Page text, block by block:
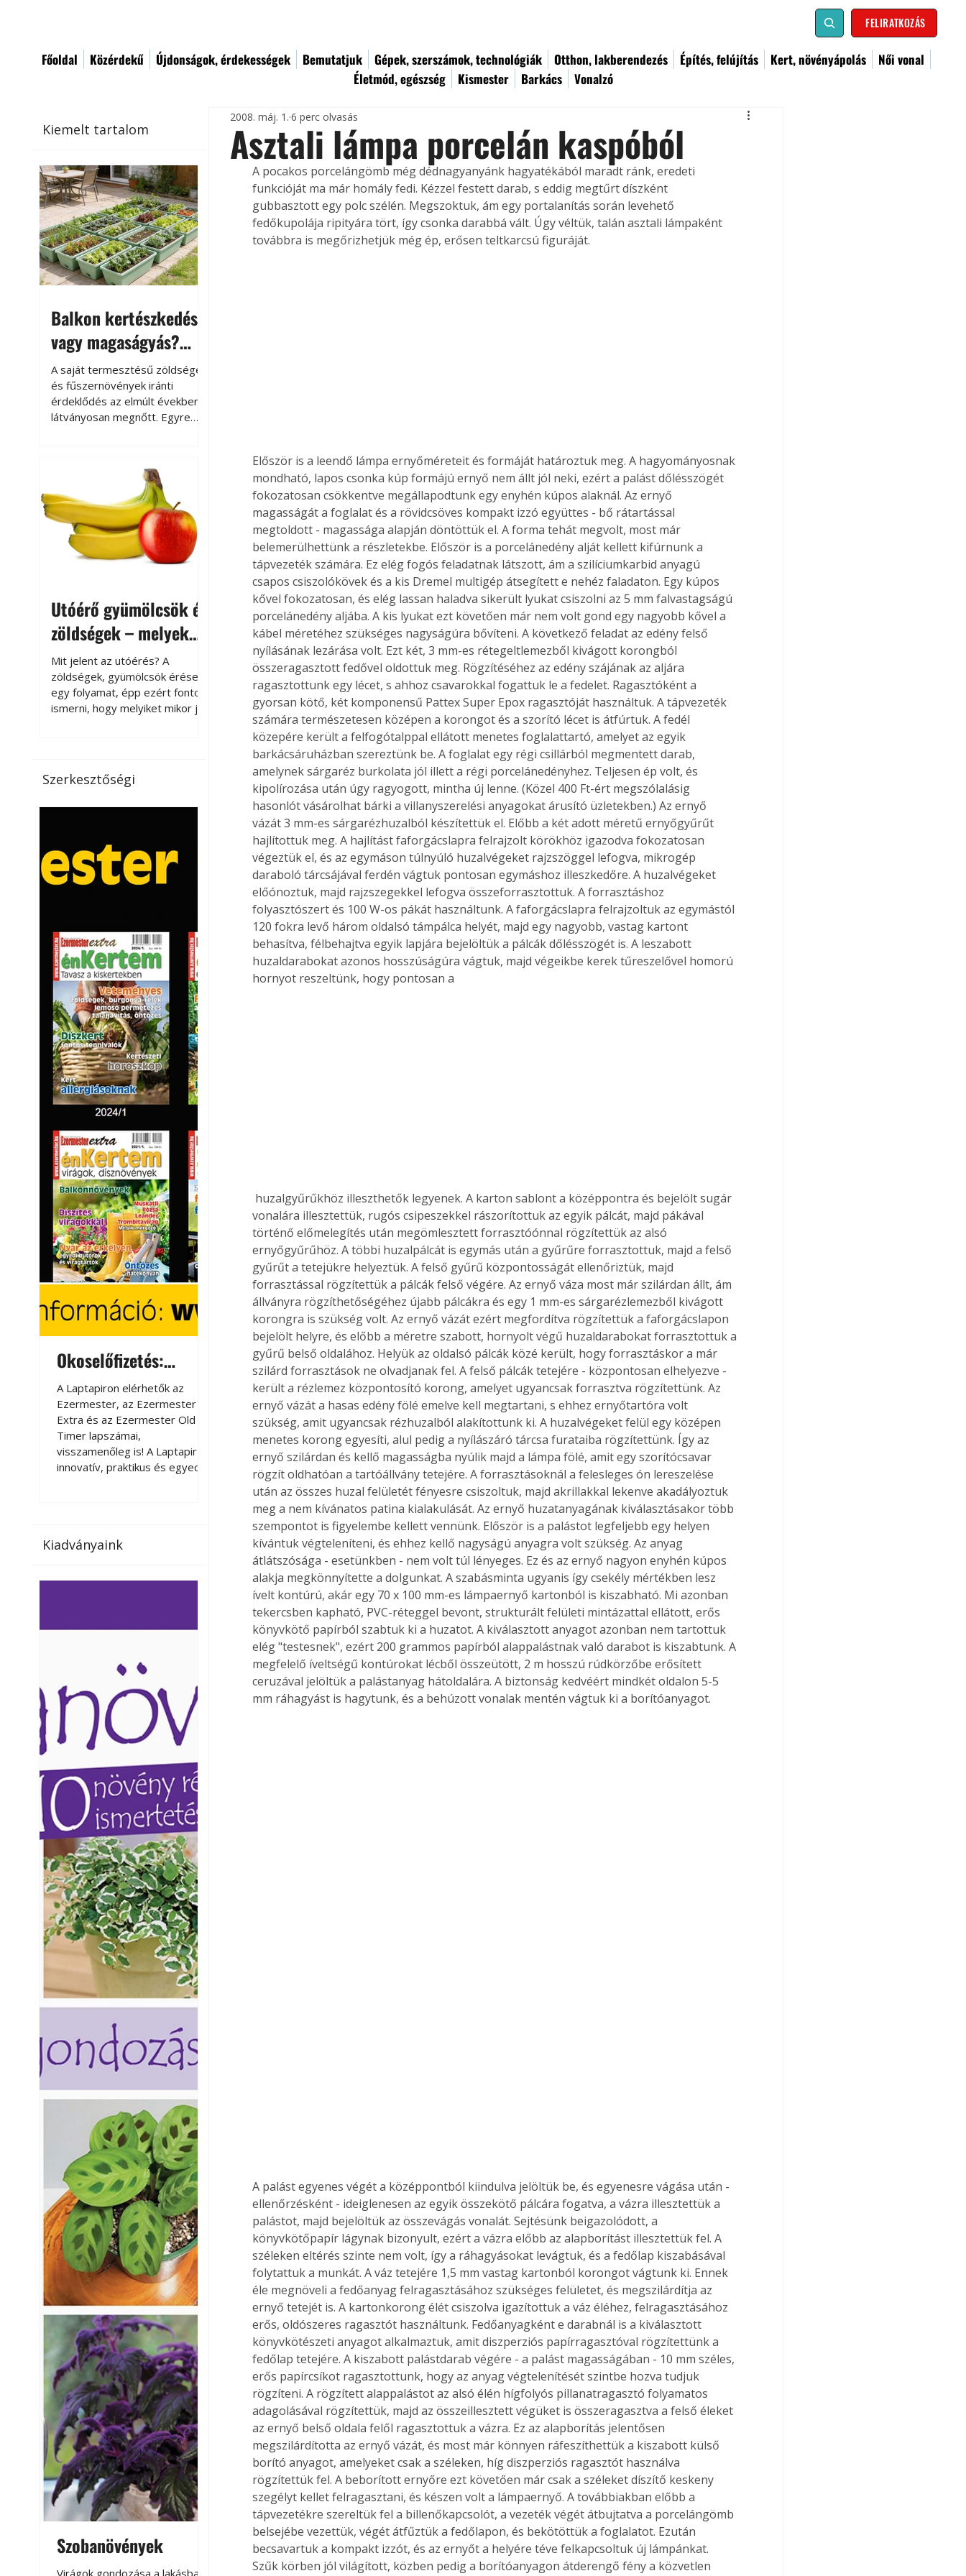
FELIRATKOZÁS
Főoldal Közérdekű Újdonságok, érdekességek Bemutatjuk Gépek, szerszámok, technológiák Otthon, lakberendezés Építés, felújítás Kert, növényápolás
Női vonal
Életmód, egészség
Kismester Barkács Vonalzó
Kiemelt tartalom
Balkon kertészkedés
vagy magaságyás?
Helytakarékos
kertészkedés
A saját termesztésű zöldségek
és fűszernövények iránti
érdeklődés az elmúlt években
látványosan megnőtt. Egyre
kertészkedés sokak számára
kikapcsolódást és feltöltődést
is jelent.
Utóérő gyümölcsök és
zöldségek – melyek
érnek tovább leszedés
után?
Mit jelent az utóérés? A
zöldségek, gyümölcsök érése
egy folyamat, épp ezért fontos
ismerni, hogy melyiket mikor jó
paradicsomot sokszor
gazdasági érettségben, azaz
Utóérik eközben, de nem lesz
olyan ízű, mint amit a saját
kertünkben, biológiai
tárolható h
Szerkesztőségi
Okoselőfizetés:
Ezermester Extra
A Laptapiron elérhetők az
Ezermester, az Ezermester
Extra és az Ezermester Old
Timer lapszámai,
visszamenőleg is! A Laptapir új,
innovatív, praktikus és egyedi
az otthonában, útközben vagy
elérhetők lapszámaink. Bárhol,
Okoselőfizetés
A Laptapiron elérhetők az
Ezermester, az Ezermester
Extra és az Ezermester Old
Timer lapszámai,
visszamenőleg is! A Laptapir új,
innovatív, praktikus és egyedi
megoldás a nyomtatott
magazinok digitális olvasására
számítógépen, okostelefonon
vagy táblagépen. Kényelmesen
az otthonában, útközben vagy
nyaralás, pihenés alatt is
elérhetők lapszámaink. Bárhol,
bármikor, akár külföldön élve
vagy dolgozva is olvashatók az
Ezermester lapszámai. A
Laptapir kényelmes megoldás,
Együtt jobban megéri!
Bővebb információ itt!
Együtt jobban megéri! A
könyvek tetszőleges
párosítással kedvezményes
áron, 0 Ft postaköltséggel
megrendelhetők!
Kiadványaink
Szobanövények
Virágoskert: kertben,
teraszon, lakásban
Gyógyító növények: a
természet kincsei az
Asztali lámpa porcelán kaspóból
2008. máj. 1. 6 perc olvasás
A pocakos porcelángömb még dédnagyanyánk hagyatékából maradt ránk, eredeti
funkcióját ma már homály fedi. Kézzel festett darab, s eddig megtűrt díszként
gubbasztott egy polc szélén. Megszoktuk, ám egy portalanítás során levehető
fedőkupolája ripityára tört, így csonka darabbá vált. Úgy véltük, talán asztali lámpaként
továbbra is megőrizhetjük még ép, erősen teltkarcsú figuráját.
Először is a leendő lámpa ernyőméreteit és formáját határoztuk meg. A hagyományosnak
mondható, lapos csonka kúp formájú ernyő nem állt jól neki, ezért a palást dőlésszögét
fokozatosan csökkentve megállapodtunk egy enyhén kúpos alaknál. Az ernyő
magasságát a foglalat és a rövidcsöves kompakt izzó együttes - bő rátartással
megtoldott - magassága alapján döntöttük el. A forma tehát megvolt, most már
belemerülhettünk a részletekbe. Először is a porcelánedény alját kellett kifúrnunk a
tápvezeték számára. Ez elég fogós feladatnak látszott, ám a szilíciumkarbid anyagú
csapos csiszolókövek és a kis Dremel multigép átsegített e nehéz faladaton. Egy kúpos
kővel fokozatosan, és elég lassan haladva sikerült lyukat csiszolni az 5 mm falvastagságú
porcelánedény aljába. A kis lyukat ezt követően már nem volt gond egy nagyobb kővel a
kábel méretéhez szükséges nagyságúra bővíteni. A következő feladat az edény felső
nyílásának lezárása volt. Ezt két, 3 mm-es rétegeltlemezből kivágott korongból
összeragasztott fedővel oldottuk meg. Rögzítéséhez az edény szájának az aljára
ragasztottunk egy lécet, s ahhoz csavarokkal fogattuk le a fedelet. Ragasztóként a
gyorsan kötő, két komponensű Pattex Super Epox ragasztóját használtuk. A tápvezeték
számára természetesen középen a korongot és a szorító lécet is átfúrtuk. A fedél
közepére került a felfogótalppal ellátott menetes foglalattartó, amelyet az egyik
barkácsáruházban szereztünk be. A foglalat egy régi csillárból megmentett darab,
amelynek sárgaréz burkolata jól illett a régi porcelánedényhez. Teljesen ép volt, és
kipolírozása után úgy ragyogott, mintha új lenne. (Közel 400 Ft-ért megszólalásig
hasonlót vásárolhat bárki a villanyszerelési anyagokat árusító üzletekben.) Az ernyő
vázát 3 mm-es sárgarézhuzalból készítettük el. Előbb a két adott méretű ernyőgyűrűt
hajlítottuk meg. A hajlítást faforgácslapra felrajzolt körökhöz igazodva fokozatosan
végeztük el, és az egymáson túlnyúló huzalvégeket rajzszöggel lefogva, mikrogép
daraboló tárcsájával ferdén vágtuk pontosan egymáshoz illeszkedőre. A huzalvégeket
előónoztuk, majd rajzszegekkel lefogva összeforrasztottuk. A forrasztáshoz
folyasztószert és 100 W-os pákát használtunk. A faforgácslapra felrajzoltuk az egymástól
120 fokra levő három oldalsó támpálca helyét, majd egy nagyobb, vastag kartont
behasítva, félbehajtva egyik lapjára bejelöltük a pálcák dőlésszögét is. A leszabott
huzaldarabokat azonos hosszúságúra vágtuk, majd végeikbe kerek tűreszelővel homorú
hornyot reszeltünk, hogy pontosan a
vonalára illesztettük, rugós csipeszekkel rászorítottuk az egyik pálcát, majd pákával
történő előmelegítés után megömlesztett forrasztóónnal rögzítettük az alsó
ernyőgyűrűhöz. A többi huzalpálcát is egymás után a gyűrűre forrasztottuk, majd a felső
gyűrűt a tetejükre helyeztük. A felső gyűrű központosságát ellenőriztük, majd
forrasztással rögzítettük a pálcák felső végére. Az ernyő váza most már szilárdan állt, ám
állványra rögzíthetőségéhez újabb pálcákra és egy 1 mm-es sárgarézlemezből kivágott
korongra is szükség volt. Az ernyő vázát ezért megfordítva rögzítettük a faforgácslapon
bejelölt helyre, és előbb a méretre szabott, hornyolt végű huzaldarabokat forrasztottuk a
gyűrű belső oldalához. Helyük az oldalsó pálcák közé került, hogy forrasztáskor a már
szilárd forrasztások ne olvadjanak fel. A felső pálcák tetejére - központosan elhelyezve -
került a rézlemez központosító korong, amelyet ugyancsak forrasztva rögzítettünk. Az
ernyő vázát a hasas edény fölé emelve kell megtartani, s ehhez ernyőtartóra volt
szükség, amit ugyancsak rézhuzalból alakítottunk ki. A huzalvégeket felül egy középen
menetes korong egyesíti, alul pedig a nyílászáró tárcsa furataiba rögzítettünk. Így az
ernyő szilárdan és kellő magasságba nyúlik majd a lámpa fölé, amit egy szorítócsavar
rögzít oldhatóan a tartóállvány tetejére. A forrasztásoknál a felesleges ón lereszelése
után az összes huzal felületét fényesre csiszoltuk, majd akrillakkal lekenve akadályoztuk
meg a nem kívánatos patina kialakulását. Az ernyő huzatanyagának kiválasztásakor több
szempontot is figyelembe kellett vennünk. Először is a palástot legfeljebb egy helyen
kívántuk végteleníteni, és ehhez kellő nagyságú anyagra volt szükség. Az anyag
átlátszósága - esetünkben - nem volt túl lényeges. Ez és az ernyő nagyon enyhén kúpos
alakja megkönnyítette a dolgunkat. A szabásminta ugyanis így csekély mértékben lesz
ívelt kontúrú, akár egy 70 x 100 mm-es lámpaernyő kartonból is kiszabható. Mi azonban
tekercsben kapható, PVC-réteggel bevont, strukturált felületi mintázattal ellátott, erős
könyvkötő papírból szabtuk ki a huzatot. A kiválasztott anyagot azonban nem tartottuk
elég "testesnek", ezért 200 grammos papírból alappalástnak való darabot is kiszabtunk. A
megfelelő íveltségű kontúrokat lécből összeütött, 2 m hosszú rúdkörzőbe erősített
ceruzával jelöltük a palástanyag hátoldalára. A biztonság kedvéért mindkét oldalon 5-5
mm ráhagyást is hagytunk, és a behúzott vonalak mentén vágtuk ki a borítóanyagot.
A palást egyenes végét a középpontból kiindulva jelöltük be, és egyenesre vágása után -
ellenőrzésként - ideiglenesen az egyik összekötő pálcára fogatva, a vázra illesztettük a
palástot, majd bejelöltük az összevágás vonalát. Sejtésünk beigazolódott, a
könyvkötőpapír lágynak bizonyult, ezért a vázra előbb az alapborítást illesztettük fel. A
széleken eltérés szinte nem volt, így a ráhagyásokat levágtuk, és a fedőlap kiszabásával
folytattuk a munkát. A váz tetejére 1,5 mm vastag kartonból korongot vágtunk ki. Ennek
éle megnöveli a fedőanyag felragasztásához szükséges felületet, és megszilárdítja az
ernyő tetejét is. A kartonkorong élét csiszolva igazítottuk a váz éléhez, felragasztásához
erős, oldószeres ragasztót használtunk. Fedőanyagként e darabnál is a kiválasztott
könyvkötészeti anyagot alkalmaztuk, amit diszperziós papírragasztóval rögzítettünk a
fedőlap tetejére. A kiszabott palástdarab végére - a palást magasságában - 10 mm széles,
erős papírcsíkot ragasztottunk, hogy az anyag végtelenítését szintbe hozva tudjuk
rögzíteni. A rögzített alappalástot az alsó élén hígfolyós pillanatragasztó folyamatos
adagolásával rögzítettük, majd az összeillesztett végüket is összeragasztva a felső éleket
az ernyő belső oldala felől ragasztottuk a vázra. Ez az alapborítás jelentősen
megszilárdította az ernyő vázát, és most már könnyen ráfeszíthettük a kiszabott külső
borító anyagot, amelyeket csak a széleken, híg diszperziós ragasztót használva
rögzítettük fel. A beborított ernyőre ezt követően már csak a széleket díszítő keskeny
szegélyt kellet felragasztani, és készen volt a lámpaernyő. A továbbiakban előbb a
tápvezetékre szereltük fel a billenőkapcsolót, a vezeték végét átbujtatva a porcelángömb
belsejébe vezettük, végét átfűztük a fedőlapon, és bekötöttük a foglalatot. Ezután
becsavartuk a kompakt izzót, és az ernyőt a helyére téve felkapcsoltuk új lámpánkat.
Szűk körben jól világított, közben pedig a borítóanyagon átderengő fény a közvetlen